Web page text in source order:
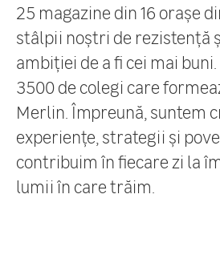
25 magazine din 16 orașe
stâlpii noștri de rezistență
ambiției de a fi cei mai
3500 de colegi care
Merlin. Împreună, suntem
experiențe, strategii și
contribuim în fiecare zi la
lumii în care trăim.